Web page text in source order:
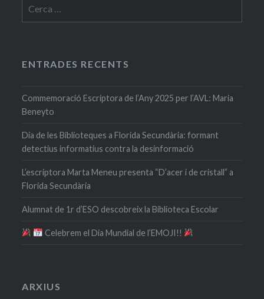
ENTRADES RECENTS
Commemoració Escriptora de l’Any 2025 per l’AVL: Maria
Beneyto
Dia de les Biblioteques a Florida Secundària: formant
detectius informatius contra la desinformació
L’escriptora Marta Meneu presenta “D’acer i de cristall” a
Florida Secundària
Alumnat de 1r d’ESO descobreix la Biblioteca Escolar
​ Celebrem el Dia Mundial de l’EMOJI!!
ARXIUS